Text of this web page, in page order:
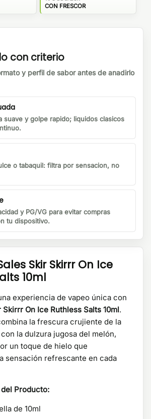
CON FRESCOR
con criterio
y perfil de sabor antes de anadirlo
suave y golpe rapido; liquidos clasicos
o tabaquil: filtra por sensacion, no
y PG/VG para evitar compras
tu dispositivo.
Skir Skirrr On Ice
10ml
experiencia de vapeo única con
Skirrr On Ice Ruthless Salts 10ml.
la frescura crujiente de la
la dulzura jugosa del melón,
un toque de hielo que
sensación refrescante en cada
Producto:
de 10ml